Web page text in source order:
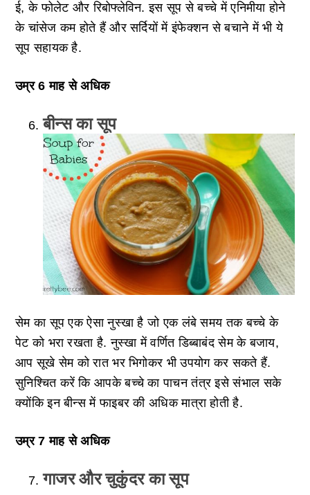
ई, के फोलेट और रिबोफ्लेविन. इस सूप से बच्चे में एनिमीया होने
के चांसेज कम होते हैं और सर्दियों में इंफेक्शन से बचाने में भी ये
सूप सहायक है.
उम्र 6 माह से अधिक
बीन्स का सूप
सेम का सूप एक ऐसा नुस्खा है जो एक लंबे समय तक बच्चे के
पेट को भरा रखता है. नुस्खा में वर्णित डिब्बाबंद सेम के बजाय,
आप सूखे सेम को रात भर भिगोकर भी उपयोग कर सकते हैं.
सुनिश्चित करें कि आपके बच्चे का पाचन तंत्र इसे संभाल सके
क्योंकि इन बीन्स में फाइबर की अधिक मात्रा होती है.
उम्र 7 माह से अधिक
गाजर और चुकुंदर का सूप